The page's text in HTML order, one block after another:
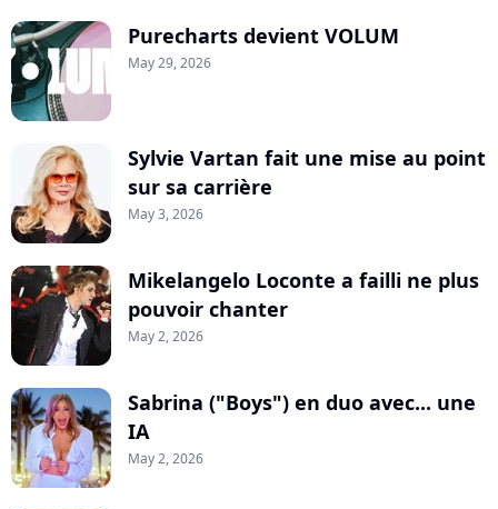
Purecharts devient VOLUM
May 29, 2026
Sylvie Vartan fait une mise au point
sur sa carrière
May 3, 2026
Mikelangelo Loconte a failli ne plus
pouvoir chanter
May 2, 2026
Sabrina ("Boys") en duo avec... une
IA
May 2, 2026